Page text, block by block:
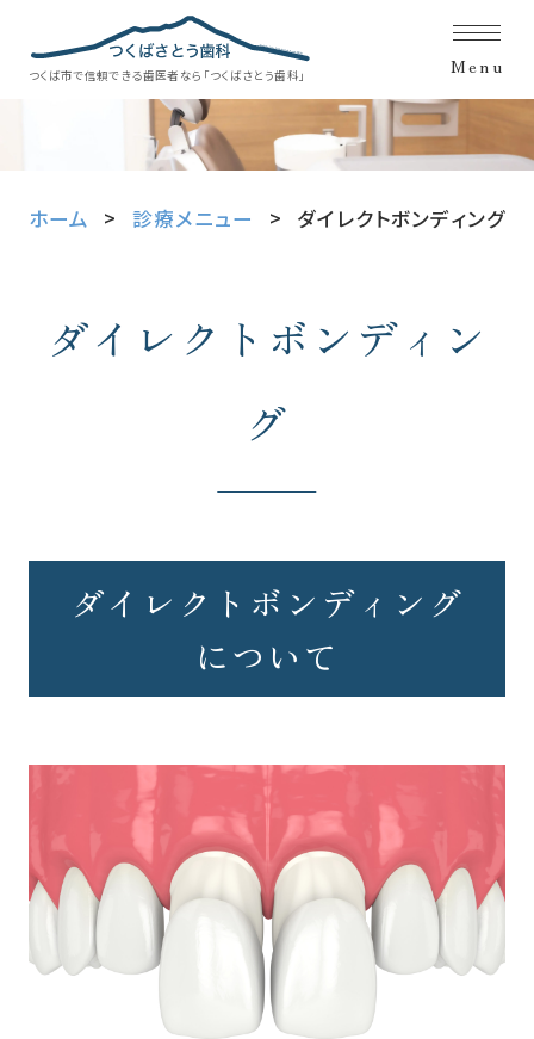
つくば市で信頼できる歯医者なら「つくばさとう歯科」 Menu
ホーム 診療メニュー ダイレクトボンディング
ダイレクトボンディン
グ
ダイレクトボンディング
について